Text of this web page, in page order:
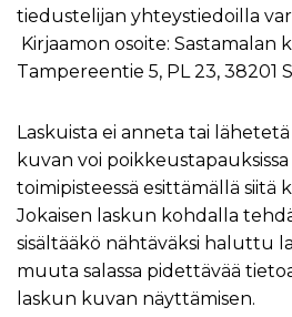
tiedustelijan yhteystiedoilla
Kirjaamon osoite: Sastamalan
Tampereentie 5, PL 23, 38201
Laskuista ei anneta tai
kuvan voi poikkeustapauksissa
toimipisteessä esittämällä siitä
Jokaisen laskun kohdalla
sisältääkö nähtäväksi haluttu
muuta salassa pidettävää
laskun kuvan näyttämisen.